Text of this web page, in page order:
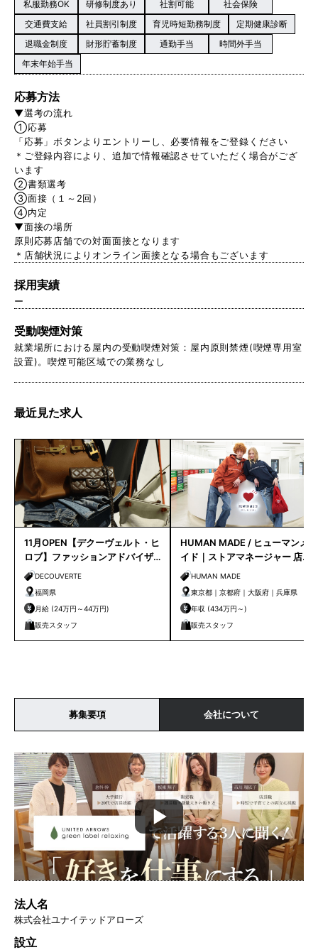
私服勤務OK 研修制度あり 社割可能
社会保険
交通費支給
社員割引制度 育児時短勤務制度
定期健康診断
退職金制度
財形貯蓄制度 通勤手当
時間外手当
年末年始手当
応募方法
▼選考の流れ
①応募
「応募」ボタンよりエントリーし、必要情報をご登録ください
＊ご登録内容により、追加で情報確認させていただく場合がござ
います
➁書類選考
③面接（１～2回）
④内定
▼面接の場所
原則応募店舗での対面面接となります
＊店舗状況によりオンライン面接となる場合もございます
採用実績
ー
受動喫煙対策
就業場所における屋内の受動喫煙対策：屋内原則禁煙(喫煙専用室
設置)。喫煙可能区域での業務なし
最近見た求人
11月OPEN【デクーヴェルト・ヒ
ロブ】ファッションアドバイザ
ー｜天神店
DECOUVERTE
福岡県
月給 (24万円～44万円)
販売スタッフ
HUMAN MADE / ヒューマンメ
イド｜ストアマネージャー 店長
候補HUMAN MADE
東京都｜京都府｜大阪府｜兵庫県
年収 (434万円～)
販売スタッフ
募集要項 会社について
法人名
株式会社ユナイテッドアローズ
設立